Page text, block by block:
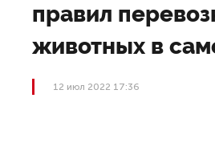
правил
животных в
12 июл 2022 17:36